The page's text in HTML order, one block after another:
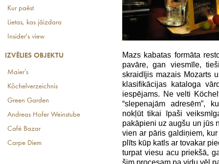
Kur paēst
Lietas, kas jāizdara
Insider's view
IZVĒLIES OBJEKTU
Maier’s
Köchelverzeichnis
Green Garden
Andreas Hofer Weinstube
Café Bazar
Carpe Diem
Mazs kabatas formāta
pavāre, gan viesmīle,
skraidījis mazais Mozarts
klasifikācijas kataloga
iespējams. Ne velti
“slepenajām adresēm”,
nokļūt tikai īpaši
pakāpieni uz augšu un jūs
vien ar pāris galdiņiem,
plīts kūp katls ar tovakar
turpat viesu acu priekšā,
šim procesam pa vidu vēl